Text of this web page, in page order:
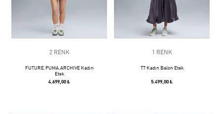
2 RENK
FUTURE.PUMA.ARCHIVE Kadın
Etek
4.699,00 ₺
1 RENK
T7 Kadın Balon Etek
5.499,00 ₺